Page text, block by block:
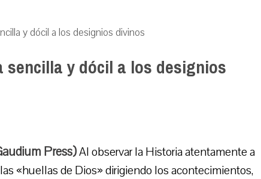
y dócil a los designios divinos
y dócil a los designios
Press)Al observar la Historia atentamente a
«huellas de Dios» dirigiendo los acontecimientos,